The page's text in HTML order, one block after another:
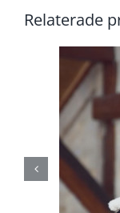
Relaterade